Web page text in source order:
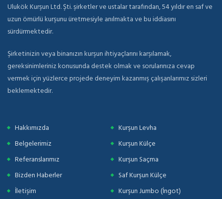
Ulukök Kurşun Ltd. Şti. şirketler ve ustalar tarafından, 54 yıldır en saf ve
uzun ömürlü kurşunu üretmesiyle anılmakta ve bu iddiasını
sürdürmektedir.
Şirketinizin veya binanızın kurşun ihtiyaçlarını karşılamak,
gereksinimleriniz konusunda destek olmak ve sorularınıza cevap
vermek için yüzlerce projede deneyim kazanmış çalışanlarımız sizleri
beklemektedir.
Hakkımızda
Kurşun Levha
Belgelerimiz
Kurşun Külçe
Referanslarımız
Kurşun Saçma
Bizden Haberler
Saf Kurşun Külçe
İletişim
Kurşun Jumbo (İngot)